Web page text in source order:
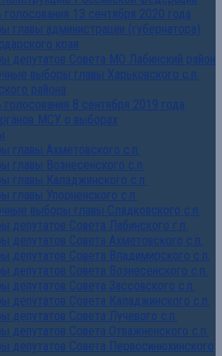
13 сентября 2020 года
главы администрации (губернатора)
края
депутатов Совета МО Лабинский район
выборы главы Харьковского с.п.
района
8 сентября 2019 года
МСУ о выборах
главы Ахметовского с.п.
главы Вознесенского с.п.
главы Каладжинского с.п.
главы Упорненского с.п.
выборы главы Сладковского с.п.
депутатов Совета Лабинского г.п.
депутатов Совета Ахметовского с.п.
депутатов Совета Владимирского с.п.
депутатов Совета Вознесенского с.п.
депутатов Совета Зассовского с.п.
депутатов Совета Каладжинского с.п.
депутатов Совета Лучевого с.п.
депутатов Совета Отважненского с.п.
депутатов Совета Первосинюхинского